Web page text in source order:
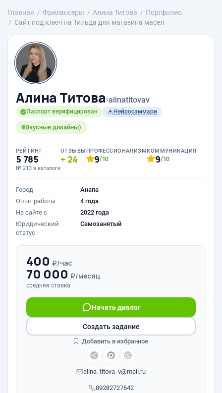
Главная Фрилансеры Алина Титова
Портфолио
Сайт под ключ на Тильда для магазина масел
Алина Титова›alinatitovav
Паспорт верифицирован Нейросаммари
Вкусные дизайны)
РЕЙТИНГ
5 785
№ 213 в каталоге
ОТЗЫВЫ
24
ПРОФЕССИОНАЛИЗМ
9/10
КОММУНИКАЦИЯ
9/10
Город
Анапа
Опыт работы
4 года
На сайте с
2022 года
Юридический
статус
Самозанятый
400 ₽/час
70 000 ₽/месяц
средняя ставка
89282727642
Начать диалог
alina_titova_v@mail.ru
Создать задание
Добавить в избранное